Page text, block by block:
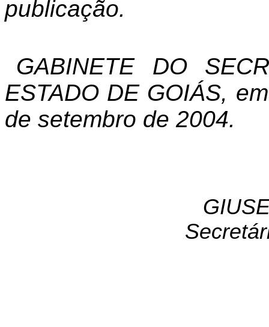
publicação.
GABINETE DO
ESTADO DE GOIÁS,
de setembro de 2004.